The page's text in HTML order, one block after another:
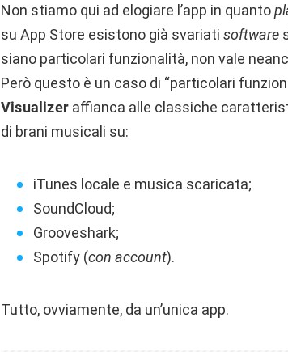
Non stiamo qui ad elogiare l’app in quanto
su App Store esistono già svariati software
siano particolari funzionalità, non vale
Però questo è un caso di “particolari
Visualizer affianca alle classiche
di brani musicali su:
iTunes locale e musica scaricata;
SoundCloud;
Grooveshark;
Spotify (con account).
Tutto, ovviamente, da un’unica app.